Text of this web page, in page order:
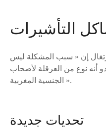
التأشيرات
إن « سبب المشكلة ليس
أنه نوع من العرقلة لأصحاب
الجنسية المغربية ».
تحديات جديدة